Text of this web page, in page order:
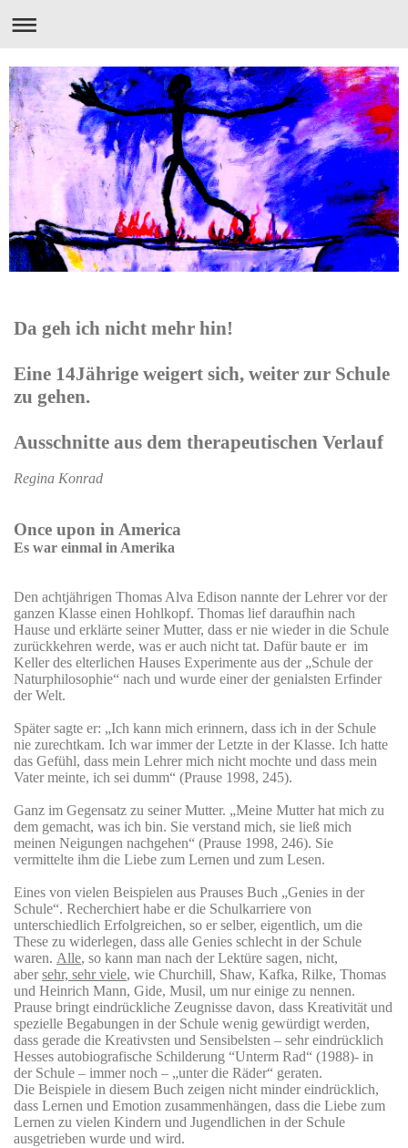
Da geh ich nicht mehr hin!
Eine 14Jährige weigert sich, weiter zur Schule
zu gehen.
Ausschnitte aus dem therapeutischen Verlauf
Regina Konrad
Once upon in America
Es war einmal in Amerika
Den achtjährigen Thomas Alva Edison nannte der Lehrer vor der
ganzen Klasse einen Hohlkopf. Thomas lief daraufhin nach
Hause und erklärte seiner Mutter, dass er nie wieder in die Schule
zurückkehren werde, was er auch nicht tat. Dafür baute er im
Keller des elterlichen Hauses Experimente aus der „Schule der
Naturphilosophie“ nach und wurde einer der genialsten Erfinder
der Welt.
Später sagte er: „Ich kann mich erinnern, dass ich in der Schule
nie zurechtkam. Ich war immer der Letzte in der Klasse. Ich hatte
das Gefühl, dass mein Lehrer mich nicht mochte und dass mein
Vater meinte, ich sei dumm“ (Prause 1998, 245).
Ganz im Gegensatz zu seiner Mutter. „Meine Mutter hat mich zu
dem gemacht, was ich bin. Sie verstand mich, sie ließ mich
meinen Neigungen nachgehen“ (Prause 1998, 246). Sie
vermittelte ihm die Liebe zum Lernen und zum Lesen.
Eines von vielen Beispielen aus Prauses Buch „Genies in der
Schule“. Recherchiert habe er die Schulkarriere von
unterschiedlich Erfolgreichen, so er selber, eigentlich, um die
These zu widerlegen, dass alle Genies schlecht in der Schule
waren. Alle, so kann man nach der Lektüre sagen, nicht,
abersehr, sehr viele, wie Churchill, Shaw, Kafka, Rilke, Thomas
und Heinrich Mann, Gide, Musil, um nur einige zu nennen.
Prause bringt eindrückliche Zeugnisse davon, dass Kreativität und
spezielle Begabungen in der Schule wenig gewürdigt werden,
dass gerade die Kreativsten und Sensibelsten – sehr eindrücklich
Hesses autobiografische Schilderung “Unterm Rad“ (1988)- in
der Schule – immer noch – „unter die Räder“ geraten.
Die Beispiele in diesem Buch zeigen nicht minder eindrücklich,
dass Lernen und Emotion zusammenhängen, dass die Liebe zum
Lernen zu vielen Kindern und Jugendlichen in der Schule
ausgetrieben wurde und wird.